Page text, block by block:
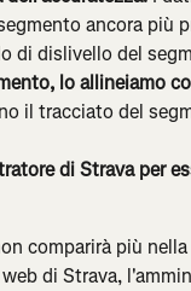
ancora più
di dislivello del
lo allineiamo
il tracciato del
di Strava per
comparirà più
di Strava,